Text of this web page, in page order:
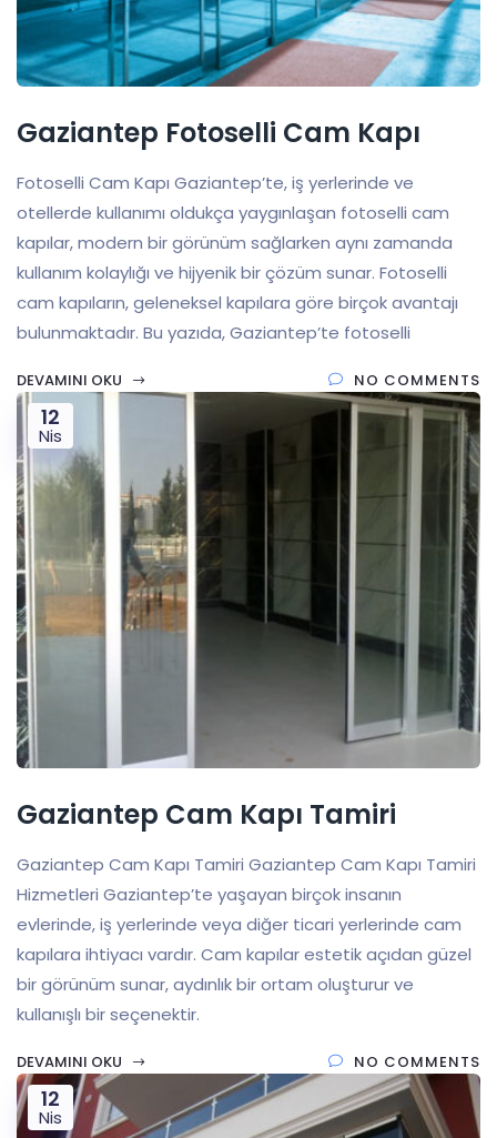
Gaziantep Fotoselli Cam Kapı
Fotoselli Cam Kapı Gaziantep’te, iş yerlerinde ve
otellerde kullanımı oldukça yaygınlaşan fotoselli cam
kapılar, modern bir görünüm sağlarken aynı zamanda
kullanım kolaylığı ve hijyenik bir çözüm sunar. Fotoselli
cam kapıların, geleneksel kapılara göre birçok avantajı
bulunmaktadır. Bu yazıda, Gaziantep’te fotoselli
DEVAMINI OKU NO COMMENTS
12
Nis
Gaziantep Cam Kapı Tamiri
Gaziantep Cam Kapı Tamiri Gaziantep Cam Kapı Tamiri
Hizmetleri Gaziantep’te yaşayan birçok insanın
evlerinde, iş yerlerinde veya diğer ticari yerlerinde cam
kapılara ihtiyacı vardır. Cam kapılar estetik açıdan güzel
bir görünüm sunar, aydınlık bir ortam oluşturur ve
kullanışlı bir seçenektir.
DEVAMINI OKU NO COMMENTS
12
Nis